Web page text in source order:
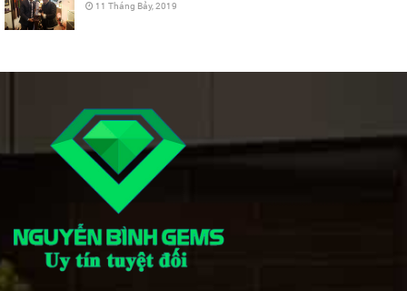
11 Tháng Bảy, 2019